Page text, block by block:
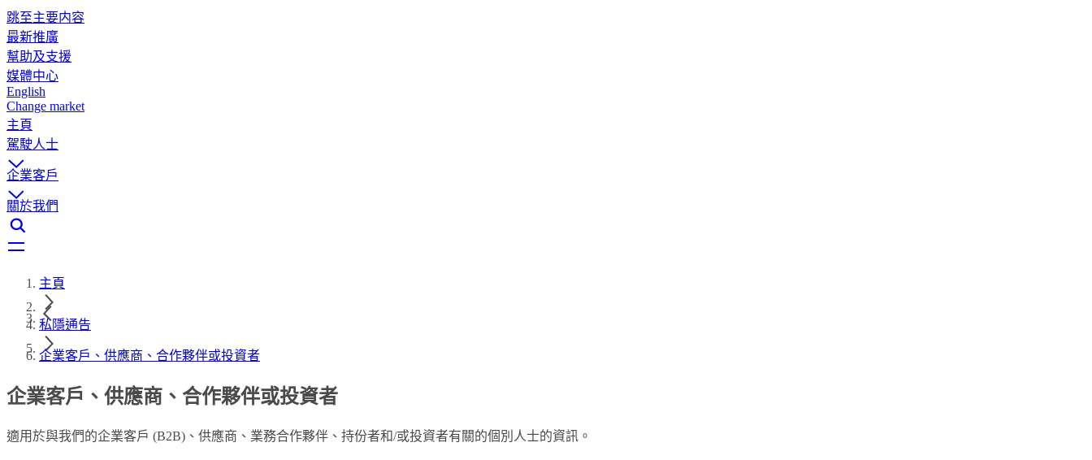
跳至主要内容
最新推廣
幫助及支援
媒體中心
English
Change market
主頁
駕駛人士
企業客戶
關於我們
主頁
私隱通告
企業客戶、供應商、合作夥伴或投資者
企業客戶、供應商、合作夥伴或投資者
適用於與我們的企業客戶 (B2B)、供應商、業務合作夥伴、持份者和/或投資者有關的個別人士的資訊。